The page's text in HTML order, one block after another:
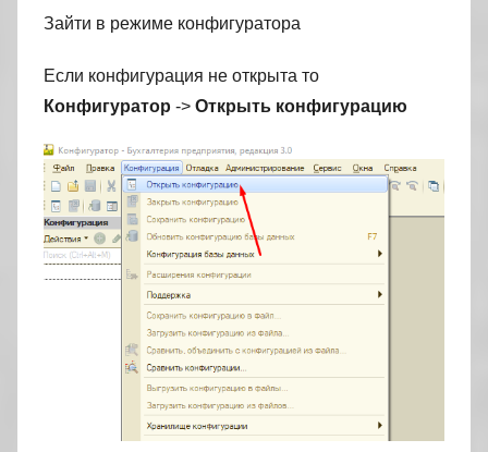
Зайти в режиме конфигуратора
Если конфигурация не открыта то
Конфигуратор -> Открыть конфигурацию